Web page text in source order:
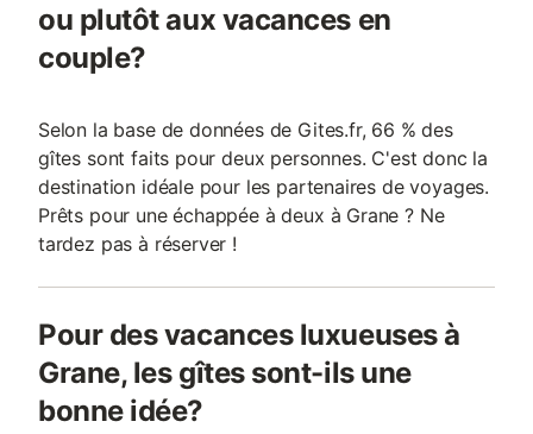
ou plutôt aux vacances en
couple?
Selon la base de données de Gites.fr, 66 % des
gîtes sont faits pour deux personnes. C'est donc la
destination idéale pour les partenaires de voyages.
Prêts pour une échappée à deux à Grane ? Ne
tardez pas à réserver !
Pour des vacances luxueuses à
Grane, les gîtes sont-ils une
bonne idée?